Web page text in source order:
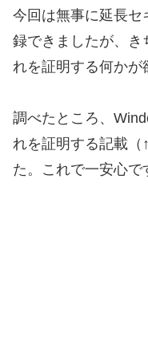
今回は無事に延長セ
録できましたが、き
れを証明する何かが
調べたところ、
れを証明する記載（
た。これで一安心で